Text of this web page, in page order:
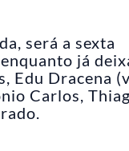
será a sexta
já
Edu Dracena
Carlos,